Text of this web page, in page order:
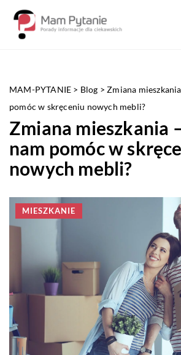
MAM-PYTANIE > Blog >Zmiana
pomóc w skręceniu nowych mebli?
Zmiana mieszkania
nam pomóc w
nowych mebli?
MIESZKANIE